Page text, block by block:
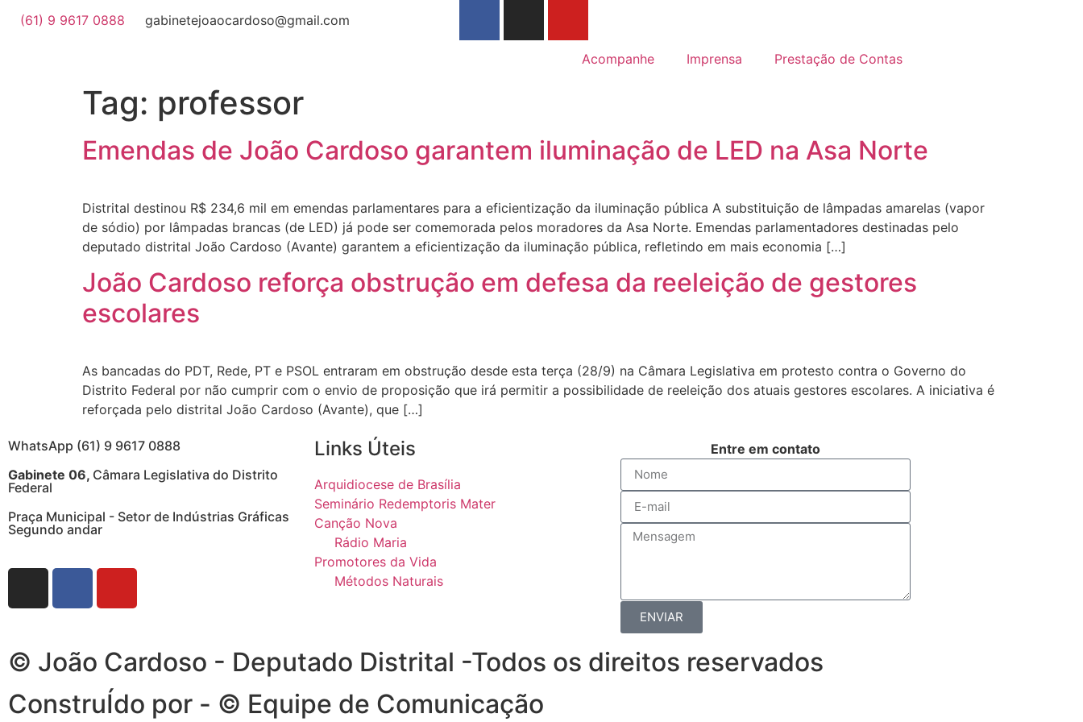
(61) 9 9617 0888 gabinetejoaocardoso@gmail.com
Acompanhe Imprensa Prestação de Contas
Tag: professor
Emendas de João Cardoso garantem iluminação de LED na Asa Norte
Distrital destinou R$ 234,6 mil em emendas parlamentares para a eficientização da iluminação pública A substituição de lâmpadas amarelas (vapor
de sódio) por lâmpadas brancas (de LED) já pode ser comemorada pelos moradores da Asa Norte. Emendas parlamentadores destinadas pelo
deputado distrital João Cardoso (Avante) garantem a eficientização da iluminação pública, refletindo em mais economia […]
João Cardoso reforça obstrução em defesa da reeleição de gestores
escolares
As bancadas do PDT, Rede, PT e PSOL entraram em obstrução desde esta terça (28/9) na Câmara Legislativa em protesto contra o Governo do
Distrito Federal por não cumprir com o envio de proposição que irá permitir a possibilidade de reeleição dos atuais gestores escolares. A iniciativa é
reforçada pelo distrital João Cardoso (Avante), que […]
WhatsApp (61) 9 9617 0888
Gabinete 06, Câmara Legislativa do Distrito
Federal
Praça Municipal - Setor de Indústrias Gráficas
Segundo andar
Links Úteis
Arquidiocese de Brasília
Seminário Redemptoris Mater
Canção Nova
Rádio Maria
Promotores da Vida
Métodos Naturais
Entre em contato
ENVIAR
© João Cardoso - Deputado Distrital -Todos os direitos reservados
ConstruÍdo por - © Equipe de Comunicação